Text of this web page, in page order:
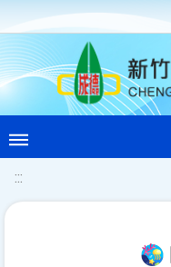
:::